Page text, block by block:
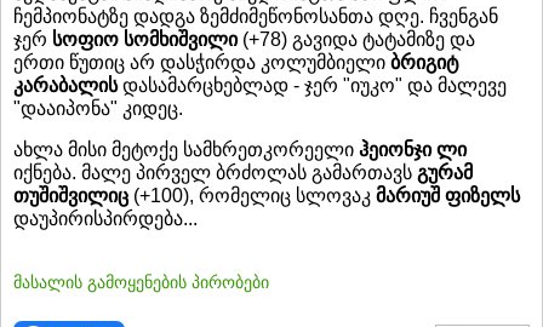
ჩემპიონატზე დადგა ზემძიმეწონოსანთა დღე. ჩვენგან
ჯერ სოფიო სომხიშვილი(+78) გავიდა ტატამიზე და
ერთი წუთიც არ დასჭირდა კოლუმბიელი ბრიგიტ
კარაბალისდასამარცხებლად - ჯერ "იუკო" და მალევე
"დააიპონა" კიდეც.
ახლა მისი მეტოქე სამხრეთკორეელი ჰეიონჯი ლი
იქნება. მალე პირველ ბრძოლას გამართავს გურამ
თუშიშვილიც (+100), რომელიც სლოვაკ მარიუშ ფიზელს
დაუპირისპირდება...
მასალის გამოყენების პირობები